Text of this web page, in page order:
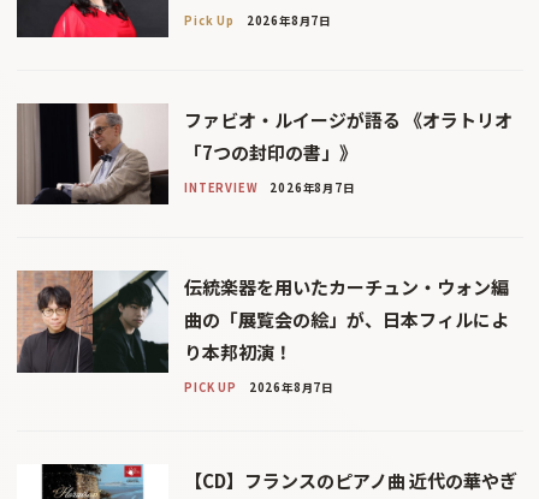
Pick Up 2026年8月7日
ファビオ・ルイージが語る 《オラトリオ
「7つの封印の書」》
INTERVIEW 2026年8月7日
伝統楽器を用いたカーチュン・ウォン編
曲の「展覧会の絵」が、日本フィルによ
り本邦初演！
PICK UP 2026年8月7日
【CD】フランスのピアノ曲 近代の華やぎ